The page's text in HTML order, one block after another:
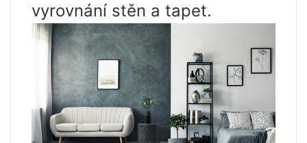
vyrovnání stěn a tapet.